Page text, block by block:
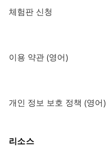
체험판 신청
이용 약관 (영어)
개인 정보 보호 정책 (영어)
리소스